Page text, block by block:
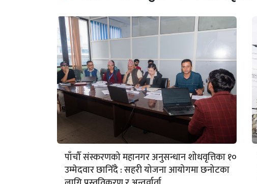
पाँचौँ संस्करणको महानगर अनुसन्धान शोधवृत्तिका १०
उम्मेदवार छानिँदै : सहरी योजना आयोगमा छनोटका